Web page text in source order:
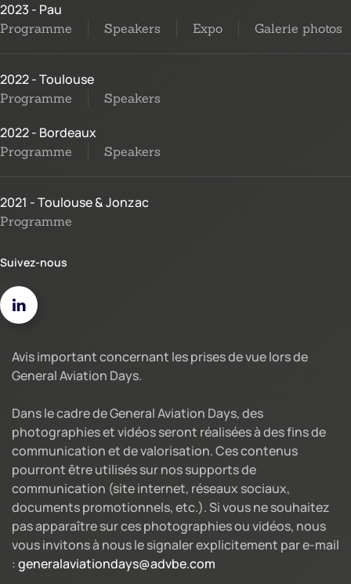
2023 - Pau
Programme Speakers Expo Galerie photos
2022 - Toulouse
Programme Speakers
2022 - Bordeaux
Programme Speakers
2021 - Toulouse & Jonzac
Programme
Suivez-nous
Avis important concernant les prises de vue lors de
General Aviation Days.
Dans le cadre de General Aviation Days, des
photographies et vidéos seront réalisées à des fins de
communication et de valorisation. Ces contenus
pourront être utilisés sur nos supports de
communication (site internet, réseaux sociaux,
documents promotionnels, etc.). Si vous ne souhaitez
pas apparaître sur ces photographies ou vidéos, nous
vous invitons à nous le signaler explicitement par e-mail
:generalaviationdays@advbe.com